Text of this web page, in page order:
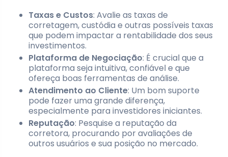
Taxas e Custos: Avalie as taxas de
corretagem, custódia e outras possíveis taxas
que podem impactar a rentabilidade dos seus
investimentos.
Plataforma de Negociação: É crucial que a
plataforma seja intuitiva, confiável e que
ofereça boas ferramentas de análise.
Atendimento ao Cliente: Um bom suporte
pode fazer uma grande diferença,
especialmente para investidores iniciantes.
Reputação: Pesquise a reputação da
corretora, procurando por avaliações de
outros usuários e sua posição no mercado.